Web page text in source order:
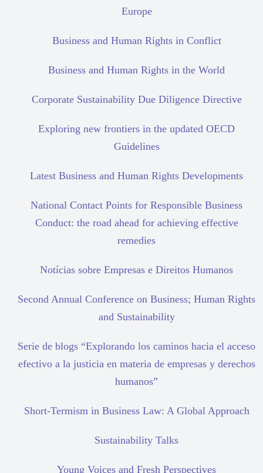
Europe
Business and Human Rights in Conflict
Business and Human Rights in the World
Corporate Sustainability Due Diligence Directive
Exploring new frontiers in the updated OECD
Guidelines
Latest Business and Human Rights Developments
National Contact Points for Responsible Business
Conduct: the road ahead for achieving effective
remedies
Notícias sobre Empresas e Direitos Humanos
Second Annual Conference on Business; Human Rights
and Sustainability
Serie de blogs “Explorando los caminos hacia el acceso
efectivo a la justicia en materia de empresas y derechos
humanos”
Short-Termism in Business Law: A Global Approach
Sustainability Talks
Young Voices and Fresh Perspectives